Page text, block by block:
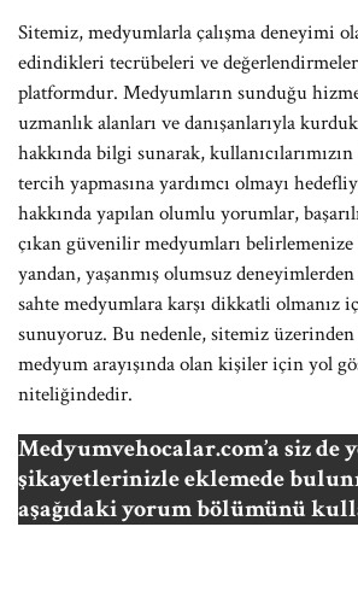
Sitemiz, medyumlarla çalışma deneyimi
edindikleri tecrübeleri ve
platformdur. Medyumların sunduğu
uzmanlık alanları ve danışanlarıyla
hakkında bilgi sunarak,
tercih yapmasına yardımcı olmayı
hakkında yapılan olumlu yorumlar,
çıkan güvenilir medyumları
yandan, yaşanmış olumsuz
sahte medyumlara karşı dikkatli olmanız
sunuyoruz. Bu nedenle, sitemiz
medyum arayışında olan kişiler için yol
niteliğindedir.
Medyumvehocalar.com’a siz de
şikayetlerinizle eklemede
aşağıdaki yorum bölümünü